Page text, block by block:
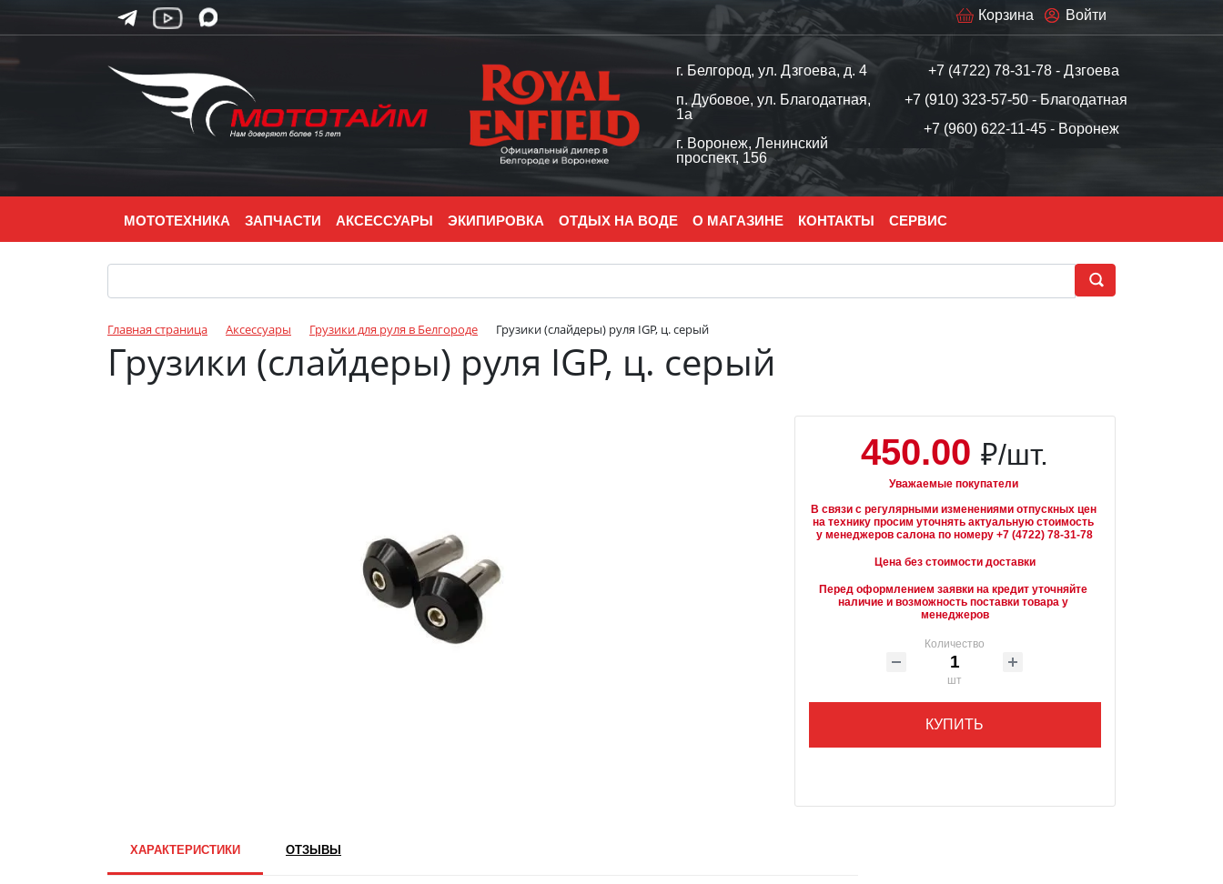
Войти
Корзина
г. Белгород, ул. Дзгоева, д. 4
п. Дубовое, ул. Благодатная,
1а
г. Воронеж, Ленинский
проспект, 156
+7 (4722) 78-31-78 - Дзгоева
+7 (910) 323-57-50 - Благодатная
+7 (960) 622-11-45 - Воронеж
МОТОТЕХНИКА ЗАПЧАСТИ АКСЕССУАРЫ ЭКИПИРОВКА ОТДЫХ НА ВОДЕ О МАГАЗИНЕ КОНТАКТЫ СЕРВИС
Главная страница Аксессуары Грузики для руля в Белгороде Грузики (слайдеры) руля IGP, ц. серый
Грузики (слайдеры) руля IGP, ц. серый
450.00₽/шт.
Уважаемые покупатели
В связи с регулярными изменениями отпускных цен
на технику просим уточнять актуальную стоимость
Цена без стоимости доставки
Перед оформлением заявки на кредит уточняйте
наличие и возможность поставки товара у
менеджеров
Количество
шт
КУПИТЬ
ХАРАКТЕРИСТИКИ ОТЗЫВЫ